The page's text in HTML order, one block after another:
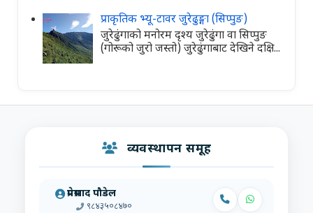
प्राकृतिक भ्यू-टावर जुरेढुङ्गा (सिप्पुङ)
जुरेढुंगाको मनोरम दृश्य जुरेढुंगा वा सिप्पुङ
(गोरूको जुरो जस्तो) जुरेढुंगाबाट देखिने दक्षि...
व्यवस्थापन समूह
प्रेमप्रसाद पौडेल
९८४३५०८४७०